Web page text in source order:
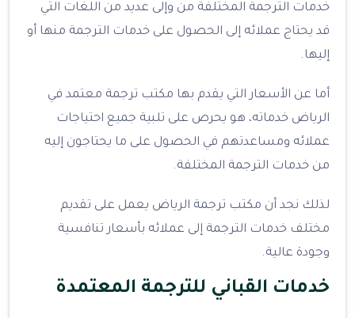
خدمات الترجمة المختلفة من وإلى عديد من اللغات التي
قد يحتاج عملائه إلى الحصول على خدمات الترجمة منها أو
إليها.
أما عن الأسعار التي يقدم بها مكتب ترجمة معتمد في
الرياض خدماته، هو يحرص على تلبية جميع احتياجات
عملائه ومساعدتهم في الحصول على ما يحتاجون إليه
من خدمات الترجمة المختلفة.
لذلك نجد أن مكتب ترجمة الرياض يعمل على تقديم
مختلف خدمات الترجمة إلى عملائه بأسعار تنافسية
وجودة عالية.
خدمات القباني للترجمة المعتمدة